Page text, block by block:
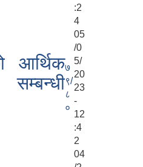
:2
4
आर्थिक७
९/
८
०
05
/0
5/
20
23
-
12
:4
2
04